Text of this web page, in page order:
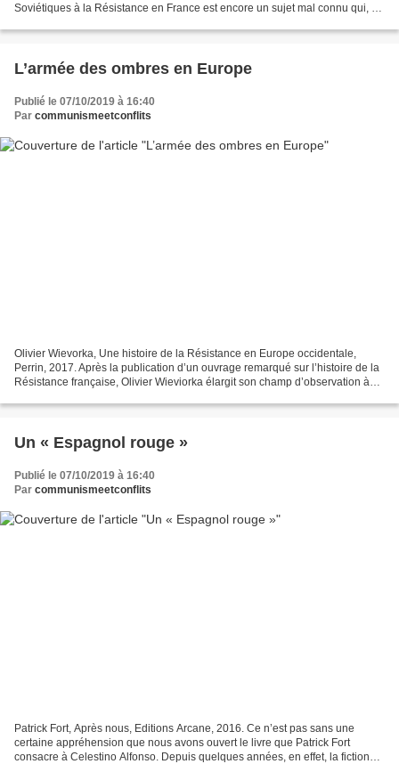
Soviétiques à la Résistance en France est encore un sujet mal connu qui, à
L’armée des ombres en Europe
Publié le 07/10/2019 à 16:40
Par communismeetconflits
Olivier Wievorka, Une histoire de la Résistance en Europe occidentale,
Perrin, 2017. Après la publication d’un ouvrage remarqué sur l’histoire de la
Résistance française, Olivier Wieviorka élargit son champ d’observation à
Un « Espagnol rouge »
Publié le 07/10/2019 à 16:40
Par communismeetconflits
Patrick Fort, Après nous, Editions Arcane, 2016. Ce n’est pas sans une
certaine appréhension que nous avons ouvert le livre que Patrick Fort
consacre à Celestino Alfonso. Depuis quelques années, en effet, la fiction